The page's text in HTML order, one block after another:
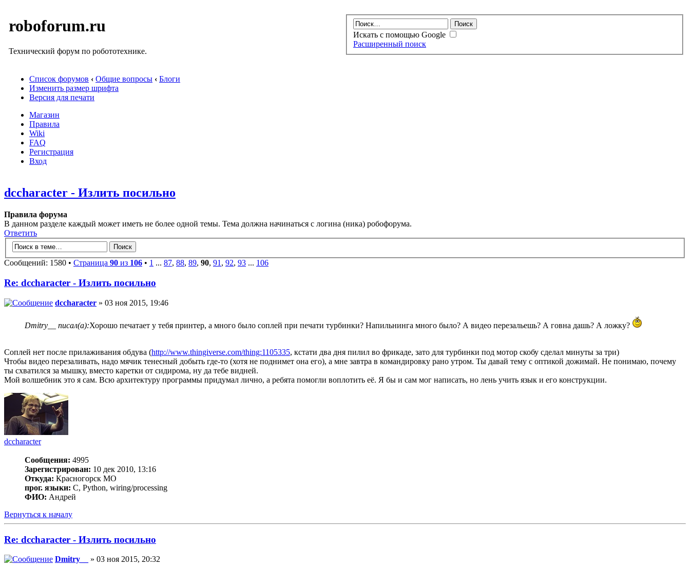
roboforum.ru
Технический форум по робототехнике.
Искать с помощью Google
Расширенный поиск
Список форумов ‹ Общие вопросы ‹ Блоги
Изменить размер шрифта
Версия для печати
Магазин
Правила
Wiki
FAQ
Регистрация
Вход
dccharacter - Излить посильно
Правила форума
В данном разделе каждый может иметь не более одной темы. Тема должна начинаться с логина (ника) робофорума.
Ответить
Сообщений: 1580 • Страница 90 из 106 • 1 ... 87, 88, 89, 90, 91, 92, 93 ... 106
Re: dccharacter - Излить посильно
dccharacter » 03 ноя 2015, 19:46
Dmitry__ писал(а):Хорошо печатает у тебя принтер, а много было соплей при печати турбинки? Напильнинга много было? А видео перезальешь? А говна дашь? А ложку?
Соплей нет после прилаживания обдува (http://www.thingiverse.com/thing:1105335, кстати два дня пилил во фрикаде, зато для турбинки под мотор скобу сделал минуты за три)
Чтобы видео перезаливать, надо мячик тенесный добыть где-то (хотя не поднимет она его), а мне завтра в командировку рано утром. Ты давай тему с оптикой дожимай. Не понимаю, почему
ты схватился за мышку, вместо каретки от сидирома, ну да тебе видней.
Мой волшебник это я сам. Всю архитектуру программы придумал лично, а ребята помогли воплотить её. Я бы и сам мог написать, но лень учить язык и его конструкции.
dccharacter
Сообщения: 4995
Зарегистрирован: 10 дек 2010, 13:16
Откуда: Красногорск МО
прог. языки: C, Python, wiring/processing
ФИО: Андрей
Вернуться к началу
Re: dccharacter - Излить посильно
Dmitry__
» 03 ноя 2015, 20:32